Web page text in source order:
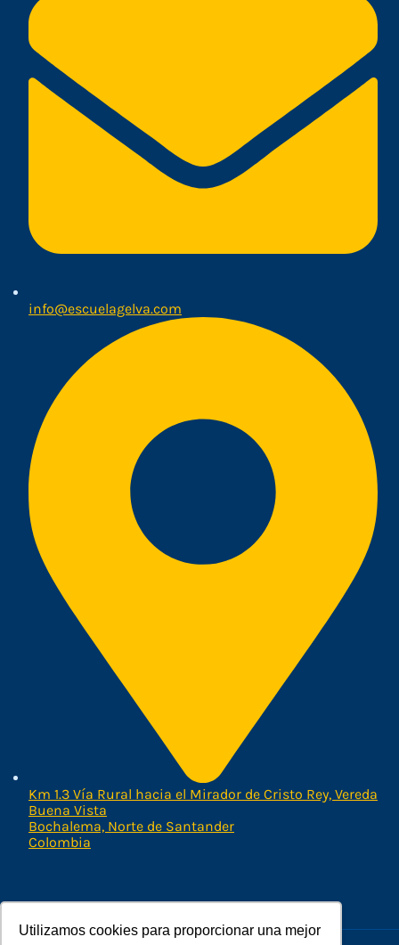
Utilizamos cookies para proporcionar una mejor
info@escuelagelva.com
Km 1.3 Vía Rural hacia el Mirador de Cristo Rey, Vereda
Buena Vista
Bochalema, Norte de Santander
Colombia